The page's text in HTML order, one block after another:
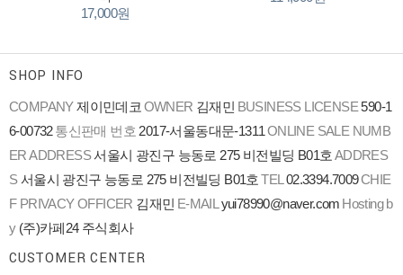
17,000원
SHOP INFO
COMPANY제이민데코 OWNER 김재민 BUSINESS LICENSE590-1
6-00732통신판매 번호 2017-서울동대문-1311ONLINE SALE NUMB
ERADDRESS서울시 광진구 능동로 275 비전빌딩 B01호 ADDRES
S서울시 광진구 능동로 275 비전빌딩 B01호 TEL 02.3394.7009CHIE
F PRIVACY OFFICER 김재민 E-MAIL yui78990@naver.com Hosting b
y(주)카페24 주식회사
CUSTOMER CENTER